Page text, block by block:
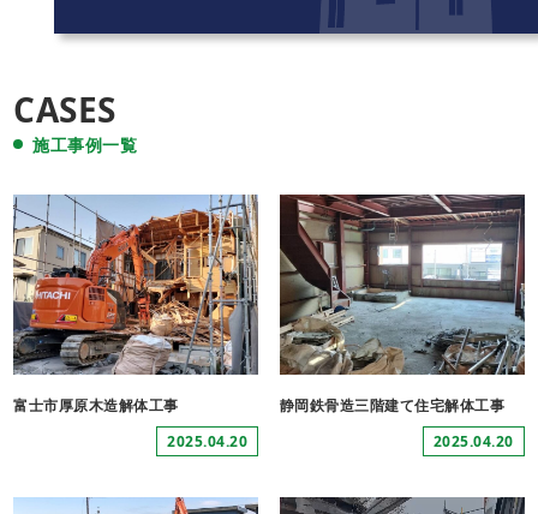
CASES
施工事例一覧
富士市厚原木造解体工事
2025.04.20
静岡鉄骨造三階建て住宅解体工事
2025.04.20